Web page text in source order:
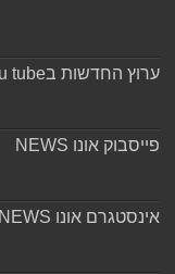
ערוץ החדשות בyou tube
פייסבוק אונו NEWS
אינסטגרם אונו NEWS